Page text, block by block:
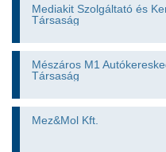
Mediakit Szolgáltató és
Társaság
Mészáros M1
Társaság
Mez&Mol Kft.